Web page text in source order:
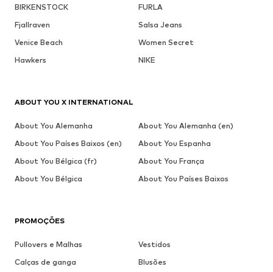
BIRKENSTOCK
FURLA
Fjallraven
Salsa Jeans
Venice Beach
Women Secret
Hawkers
NIKE
PROMOÇÕES
Pullovers e Malhas
Vestidos
Calças de ganga
Blusões
ABOUT YOU X INTERNATIONAL
About You Alemanha
About You Alemanha (en)
About You Países Baixos (en)
About You Espanha
About You Bélgica (fr)
About You França
About You Bélgica
About You Países Baixos